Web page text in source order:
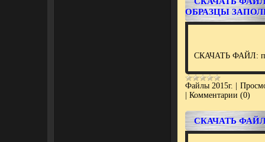
ОБРАЗЦЫ
СКАЧАТЬ ФАЙЛ:
Файлы 2015г.
Комментарии (0)
СКАЧАТЬ